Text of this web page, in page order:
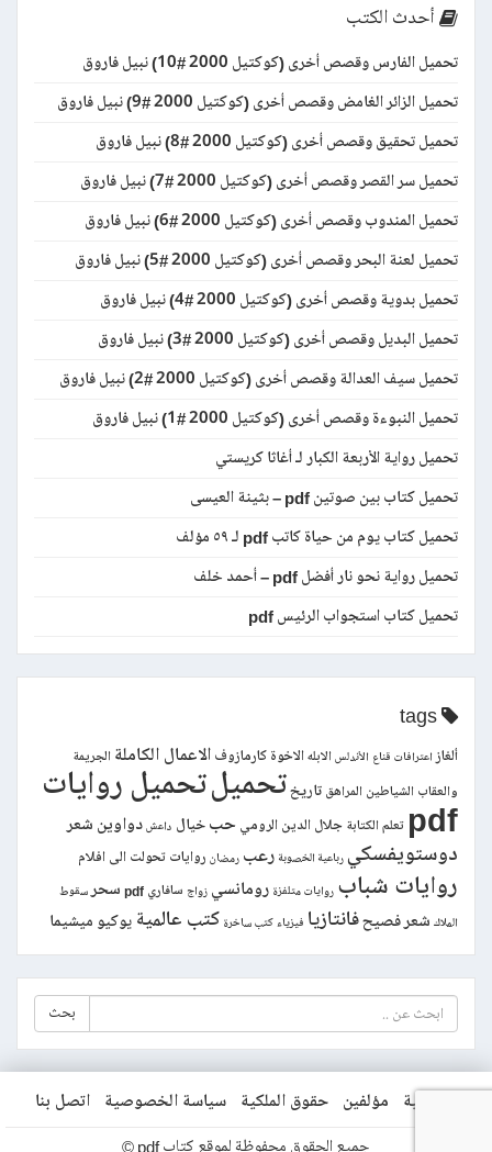
أحدث الكتب
تحميل الفارس وقصص أخرى (كوكتيل 2000 #10) نبيل فاروق
تحميل الزائر الغامض وقصص أخرى (كوكتيل 2000 #9) نبيل فاروق
تحميل تحقيق وقصص أخرى (كوكتيل 2000 #8) نبيل فاروق
تحميل سر القصر وقصص أخرى (كوكتيل 2000 #7) نبيل فاروق
تحميل المندوب وقصص أخرى (كوكتيل 2000 #6) نبيل فاروق
تحميل لعنة البحر وقصص أخرى (كوكتيل 2000 #5) نبيل فاروق
تحميل بدوية وقصص أخرى (كوكتيل 2000 #4) نبيل فاروق
تحميل البديل وقصص أخرى (كوكتيل 2000 #3) نبيل فاروق
تحميل سيف العدالة وقصص أخرى (كوكتيل 2000 #2) نبيل فاروق
تحميل النبوءة وقصص أخرى (كوكتيل 2000 #1) نبيل فاروق
تحميل رواية الأربعة الكبار لـ أغاثا كريستي
تحميل كتاب بين صوتين pdf – بثينة العيسى
تحميل كتاب يوم من حياة كاتب pdf لـ ٥٩ مؤلف
تحميل رواية نحو نار أفضل pdf – أحمد خلف
تحميل كتاب استجواب الرئيس pdf
ألغاز اعترافات قناع الأندلس الابلهالاخوة كارمازوف الاعمال الكاملة الجريمة
والعقاب الشياطين المراهق تاريختحميلتحميل روايات
pdf تعلم الكتابة جلال الدين الرومي حب خيال داعش دواوين شعر
دوستويفسكي رباعية الخصوبة رعب رمضان روايات تحولت الى افلام
روايات شباب روايات متلفزة رومانسي زواج سافاري pdf سحر سقوط
الملاك شعر فصيحفانتازيا فيزياء كتب ساخرة كتب عالمية يوكيو ميشيما
بحث
الرئيسية مؤلفين حقوق الملكية سياسة الخصوصية اتصل بنا
جميع الحقوق محفوظة لموقع كتاب pdf ©